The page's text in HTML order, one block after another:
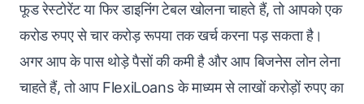
फूड रेस्टोरेंट या फिर डाइनिंग टेबल खोलना चाहते हैं, तो आपको एक
करोड रुपए से चार करोड़ रूपया तक खर्च करना पड़ सकता है।
अगर आप के पास थोड़े पैसों की कमी है और आप बिजनेस लोन लेना
चाहते हैं, तो आप FlexiLoans के माध्यम से लाखों करोड़ों रुपए का